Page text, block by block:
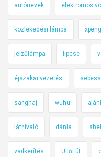
autónevek elektromos
közlekedési lámpa xpeng
jelzőlámpa lipcse
éjszakai vezetés
sanghaj wuhu
látnivaló dánia shell
vadkerítés Üllői út